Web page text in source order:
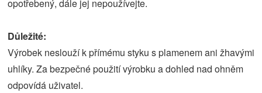
opotřebený, dále jej nepoužívejte.
Důležité:
Výrobek neslouží k přímému styku s plamenem ani žhavými
uhlíky. Za bezpečné použití výrobku a dohled nad ohněm
odpovídá uživatel.